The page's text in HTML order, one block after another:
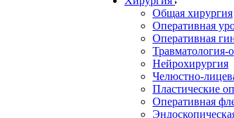
Общая хирургия
Оперативная
Оперативная
Травматология-
Нейрохирургия
Челюстно-
Пластические
Оперативная